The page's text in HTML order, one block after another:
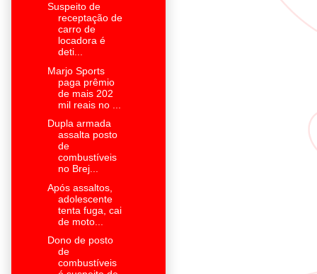
Suspeito de
receptação de
carro de
locadora é
deti...
Marjo Sports
paga prêmio
de mais 202
mil reais no ...
Dupla armada
assalta posto
de
combustíveis
no Brej...
Após assaltos,
adolescente
tenta fuga, cai
de moto...
Dono de posto
de
combustíveis